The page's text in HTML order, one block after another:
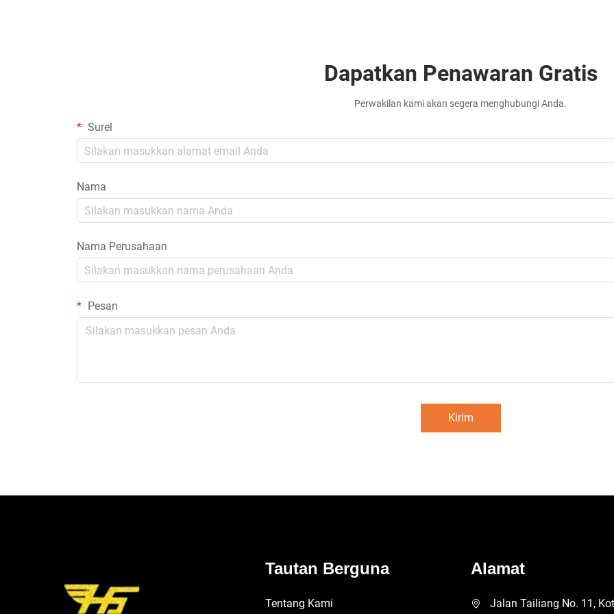
Dapatkan Penawaran Gratis
Perwakilan kami akan segera menghubungi Anda.
Surel
Nama
Nama Perusahaan
Pesan
Kirim
Tautan Berguna
Tentang Kami
Alamat
Jalan Tailiang No. 11,